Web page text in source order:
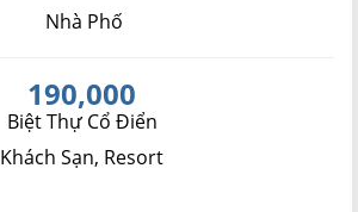
Nhà Phố
190,000
Biệt Thự Cổ Điển
Khách Sạn, Resort